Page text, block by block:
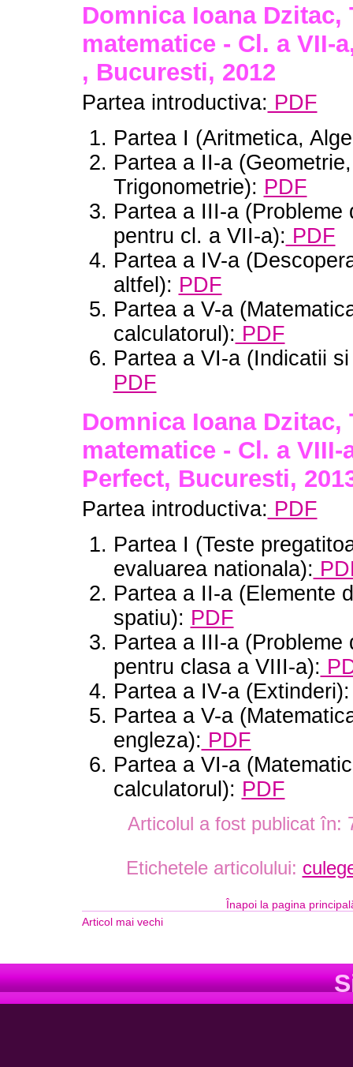
Domnica Ioana Dzitac,
matematice - Cl. a VII-
, Bucuresti, 2012
Partea introductiva: PDF
Partea I (Aritmetica,
Partea a II-a (Geometrie,
Trigonometrie): PDF
Partea a III-a (Probleme
pentru cl. a VII-a): PDF
Partea a IV-a
altfel): PDF
Partea a V-a
calculatorul): PDF
Partea a VI-a (Indicatii
PDF
Domnica Ioana Dzitac,
matematice - Cl. a VIII-
Perfect, Bucuresti,
Partea introductiva: PDF
Partea I (Teste
evaluarea nationala):
Partea a II-a (Elemente
spatiu): PDF
Partea a III-a (Probleme
pentru clasa a VIII-a):
Partea a IV-a
Partea a V-a
engleza): PDF
Partea a VI-a
calculatorul): PDF
Articolul a fost publicat în:
Etichetele articolului:
Înapoi la pagina
Articol mai vechi